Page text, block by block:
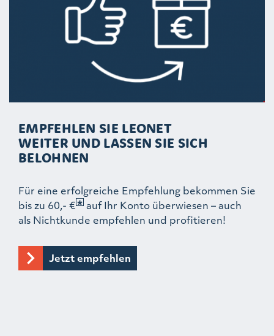
EMPFEHLEN SIE LEONET
WEITER UND LASSEN SIE SICH
BELOHNEN
Für eine erfolgreiche Empfehlung bekommen Sie
bis zu 60,- €
auf Ihr Konto überwiesen – auch
als Nichtkunde empfehlen und profitieren!
Jetzt empfehlen